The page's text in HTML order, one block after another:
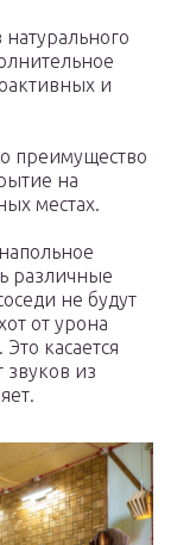
и
преимущество
на
местах.
различные
не будут
от урона
касается
звуков из